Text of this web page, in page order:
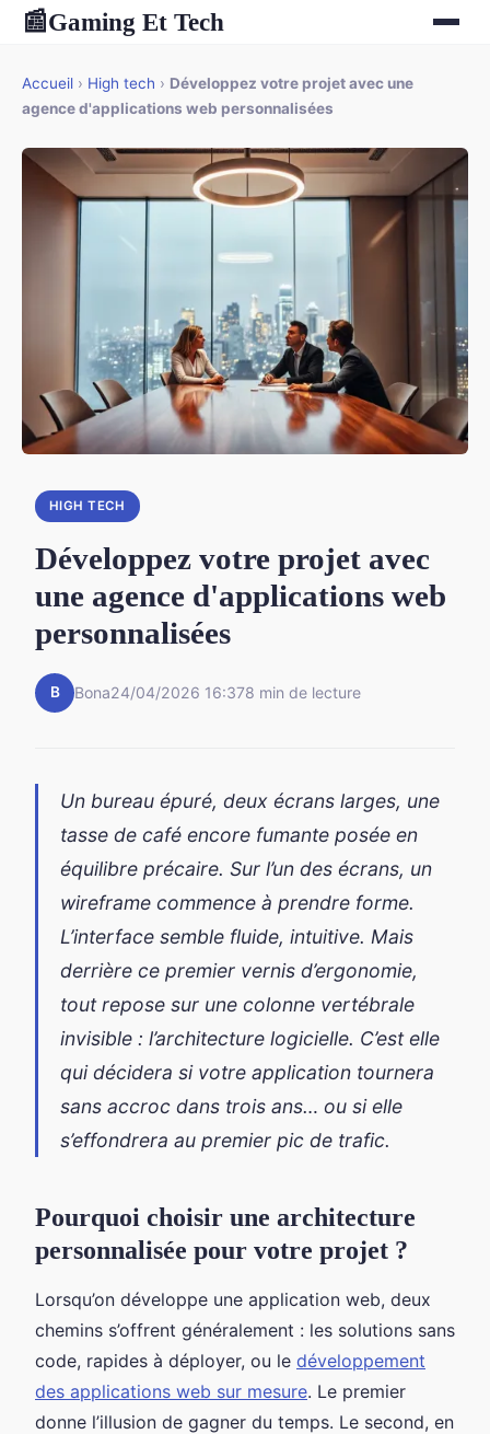
📰Gaming Et Tech
Accueil › High tech › Développez votre projet avec une
agence d'applications web personnalisées
HIGH TECH
Développez votre projet avec
une agence d'applications web
personnalisées
B Bona24/04/2026 16:378 min de lecture
Un bureau épuré, deux écrans larges, une
tasse de café encore fumante posée en
équilibre précaire. Sur l’un des écrans, un
wireframe commence à prendre forme.
L’interface semble fluide, intuitive. Mais
derrière ce premier vernis d’ergonomie,
tout repose sur une colonne vertébrale
invisible : l’architecture logicielle. C’est elle
qui décidera si votre application tournera
sans accroc dans trois ans… ou si elle
s’effondrera au premier pic de trafic.
Pourquoi choisir une architecture
personnalisée pour votre projet ?
Lorsqu’on développe une application web, deux
chemins s’offrent généralement : les solutions sans
code, rapides à déployer, ou le développement
des applications web sur mesure. Le premier
donne l’illusion de gagner du temps. Le second, en